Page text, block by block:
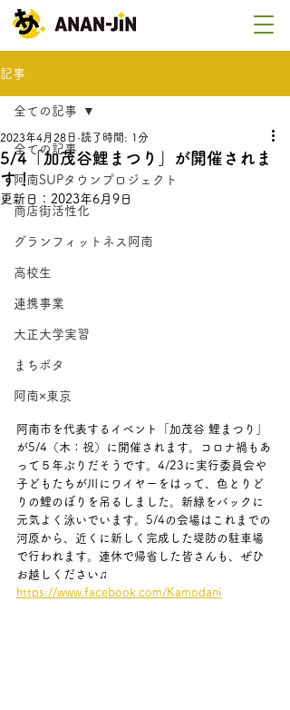
記事
全ての記事
阿南SUPタウンプロジェクト
商店街活性化
グランフィットネス阿南
高校生
連携事業
大正大学実習
まちポタ
阿南×東京
全ての記事
5/4「加茂谷鯉まつり」が開催されま
す！
2023年4月28日 読了時間: 1分
更新日： 2023年6月9日
阿南市を代表するイベント「加茂谷 鯉まつり」
が5/4（木：祝）に開催されます。コロナ禍もあ
って５年ぶりだそうです。4/23に実行委員会や
子どもたちが川にワイヤーをはって、色とりど
りの鯉のぼりを吊るしました。新緑をバックに
元気よく泳いでいます。5/4の会場はこれまでの
河原から、近くに新しく完成した堤防の駐車場
で行われます。連休で帰省した皆さんも、ぜひ
お越しください♫
https://www.facebook.com/Kamodani